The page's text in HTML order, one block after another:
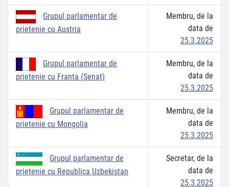
Grupul parlamentar de
prietenie cu Austria
Membru, de la
data de
25.3.2025
Grupul parlamentar de
prietenie cu Franta (Senat)
Membru, de la
data de
25.3.2025
Grupul parlamentar de
prietenie cu Mongolia
Membru, de la
data de
25.3.2025
Grupul parlamentar de
prietenie cu Republica Uzbekistan
Secretar, de la
data de
25.3.2025